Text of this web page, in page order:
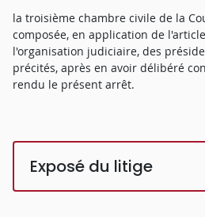
la troisième chambre civile de la
composée, en application de
l'organisation judiciaire, des
précités, après en avoir délibéré
rendu le présent arrêt.
Exposé du litige